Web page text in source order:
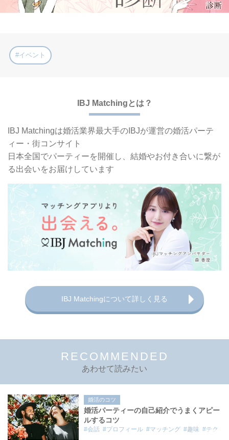
#イベント
IBJ Matchingとは？
IBJ Matchingは婚活業界最大手の IBJが運営の婚活パーテ
ィー・街コンサイト
日本全国でパーティーを開催し、 結婚やお付き合いに繋が
る出会いをお届けしています
IBJ Matchingについて詳しく見る
RECOMMENDED
あわせて読みたい
婚活のコツ
婚活パーティーの自己紹介でうまくアピー
ルするコツ
#会話 #プロフィール #マッチング #趣味 #テク